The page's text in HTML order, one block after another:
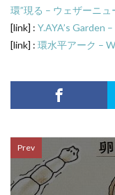
環”現る – ウェザーニュ
[link] : Y.AYA’s Garden
[link] : 環水平アーク –
Prev